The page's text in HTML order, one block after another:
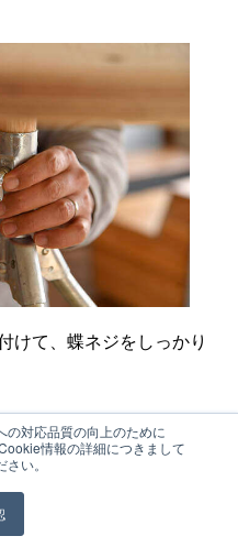
の対応品質の向上のために
情報の詳細につきまして
い。
けて、蝶ネジをしっかり